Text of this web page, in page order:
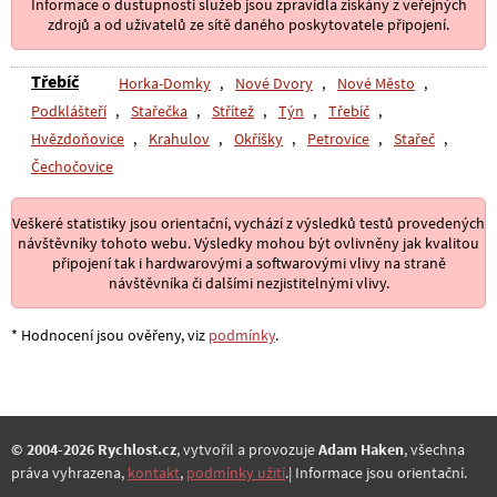
Informace o dustupnosti služeb jsou zpravidla získány z veřejných
zdrojů a od uživatelů ze sítě daného poskytovatele připojení.
Třebíč Horka-Domky , Nové Dvory , Nové Město ,
Podklášteří , Stařečka , Střítež , Týn , Třebíč ,
Hvězdoňovice , Krahulov , Okříšky , Petrovice , Stařeč ,
Čechočovice
Veškeré statistiky jsou orientační, vychází z výsledků testů provedených
návštěvníky tohoto webu. Výsledky mohou být ovlivněny jak kvalitou
připojení tak i hardwarovými a softwarovými vlivy na straně
návštěvníka či dalšími nezjistitelnými vlivy.
* Hodnocení jsou ověřeny, viz podmínky.
© 2004-2026 Rychlost.cz, vytvořil a provozujeAdam Haken, všechna
práva vyhrazena, kontakt, podmínky užití.| Informace jsou orientační.